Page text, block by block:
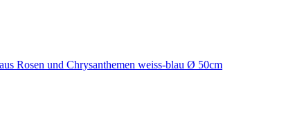
Rosen und Chrysanthemen weiss-blau Ø 50cm